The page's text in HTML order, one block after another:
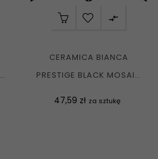

CERAMICA BIANCA
PRESTIGE BLACK MOSAIC
Cena
47,59 zł za sztukę